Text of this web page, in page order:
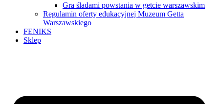
Gra śladami powstania w getcie warszawskim
Regulamin oferty edukacyjnej Muzeum Getta
Warszawskiego
FENIKS
Sklep